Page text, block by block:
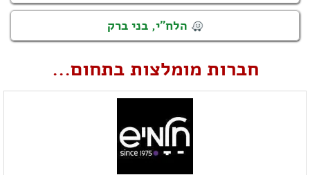
הלח"י, בני ברק
חברות מומלצות בתחום...